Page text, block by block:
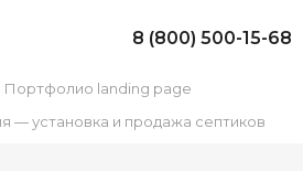
8 (800) 500-15-68
Портфолио landing page
установка и продажа септиков